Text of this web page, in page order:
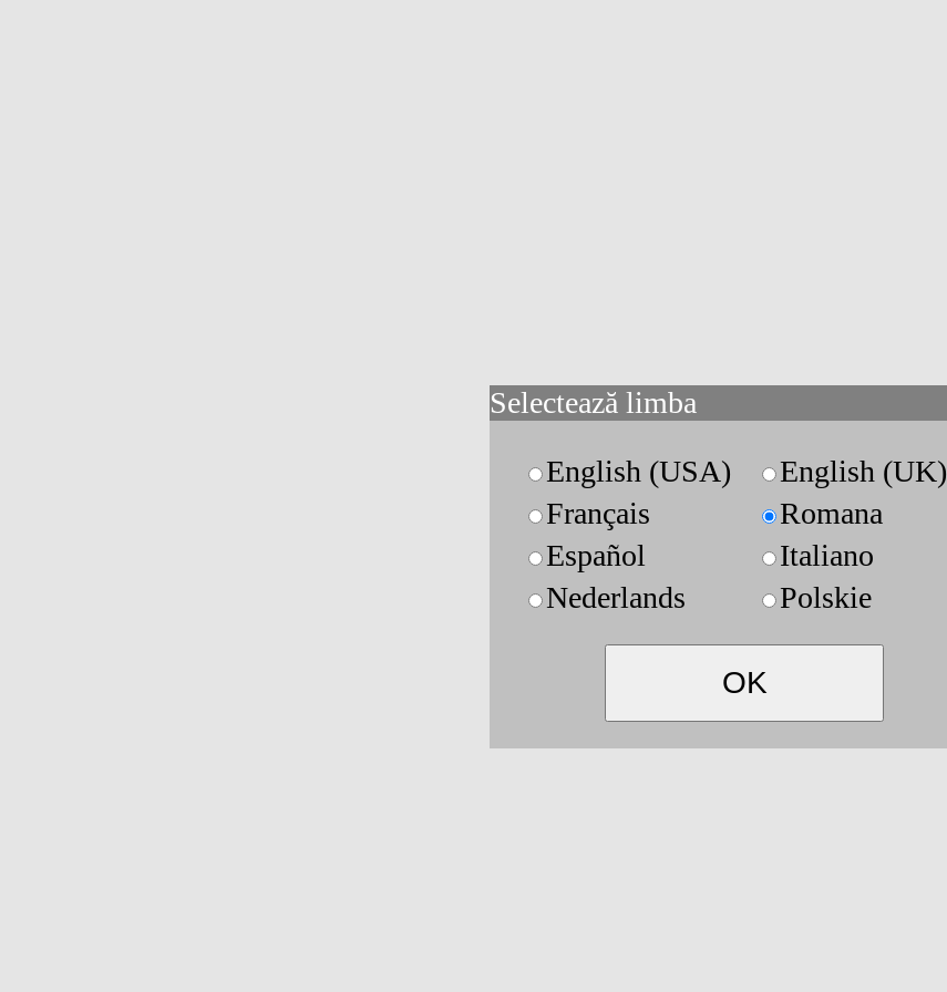
Selectează limba
English (USA)
English (UK)
Français
Romana
Español
Italiano
Nederlands
Polskie
OK